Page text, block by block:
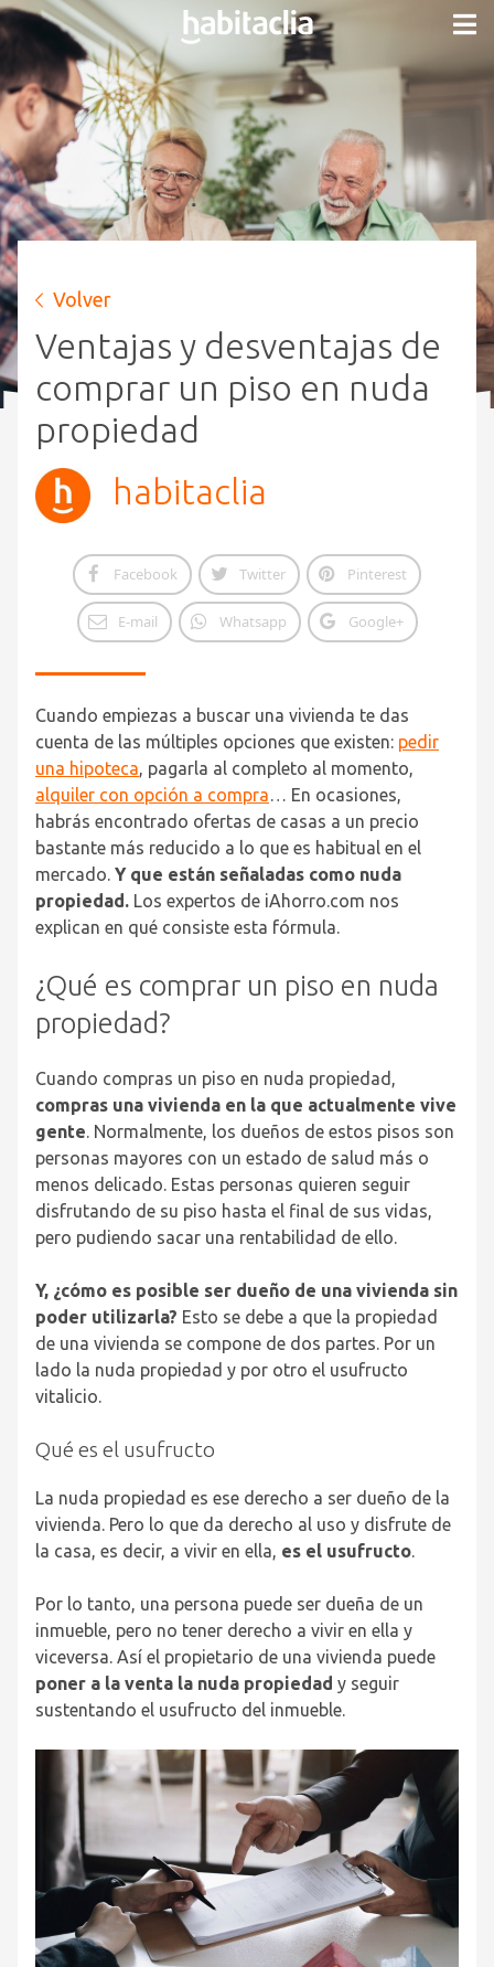
Volver
Ventajas y desventajas de
comprar un piso en nuda
propiedad
habitaclia
Facebook Twitter Pinterest
E-mail Whatsapp Google+
Cuando empiezas a buscar una vivienda te das
cuenta de las múltiples opciones que existen: pedir
una hipoteca, pagarla al completo al momento,
alquiler con opción a compra… En ocasiones,
habrás encontrado ofertas de casas a un precio
bastante más reducido a lo que es habitual en el
mercado. Y que están señaladas como nuda
propiedad. Los expertos de iAhorro.com nos
explican en qué consiste esta fórmula.
¿Qué es comprar un piso en nuda
propiedad?
Cuando compras un piso en nuda propiedad,
compras una vivienda en la que actualmente vive
gente. Normalmente, los dueños de estos pisos son
personas mayores con un estado de salud más o
menos delicado. Estas personas quieren seguir
disfrutando de su piso hasta el final de sus vidas,
pero pudiendo sacar una rentabilidad de ello.
Y, ¿cómo es posible ser dueño de una vivienda sin
poder utilizarla? Esto se debe a que la propiedad
de una vivienda se compone de dos partes. Por un
lado la nuda propiedad y por otro el usufructo
vitalicio.
Qué es el usufructo
La nuda propiedad es ese derecho a ser dueño de la
vivienda. Pero lo que da derecho al uso y disfrute de
la casa, es decir, a vivir en ella, es el usufructo.
Por lo tanto, una persona puede ser dueña de un
inmueble, pero no tener derecho a vivir en ella y
viceversa. Así el propietario de una vivienda puede
poner a la venta la nuda propiedad y seguir
sustentando el usufructo del inmueble.